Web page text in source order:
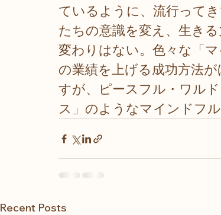
ているように、流行って
たちの意識を変え、生き
変わりはない。色々な「
の業績を上げる成功方法
すが、ピースフル・ワル
ス」のようなマインドフ
Recent Posts